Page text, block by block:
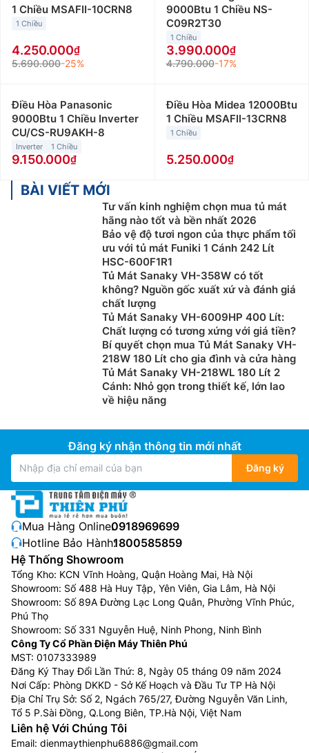
1 Chiều MSAFII-10CRN8
1 Chiều
4.250.000
5.690.000-25%
9000Btu 1 Chiều NS-
C09R2T30
1 Chiều
3.990.000
4.790.000-17%
Điều Hòa Panasonic
9000Btu 1 Chiều Inverter
CU/CS-RU9AKH-8
Inverter 1 Chiều
9.150.000
Điều Hòa Midea 12000Btu
1 Chiều MSAFII-13CRN8
1 Chiều
5.250.000
BÀI VIẾT MỚI
Tư vấn kinh nghiệm chọn mua tủ mát
hãng nào tốt và bền nhất 2026
Bảo vệ độ tươi ngon của thực phẩm tối
ưu với tủ mát Funiki 1 Cánh 242 Lít
HSC-600F1R1
Tủ Mát Sanaky VH-358W có tốt
không? Nguồn gốc xuất xứ và đánh giá
chất lượng
Tủ Mát Sanaky VH-6009HP 400 Lít:
Chất lượng có tương xứng với giá tiền?
Bí quyết chọn mua Tủ Mát Sanaky VH-
218W 180 Lít cho gia đình và cửa hàng
Tủ Mát Sanaky VH-218WL 180 Lít 2
Cánh: Nhỏ gọn trong thiết kế, lớn lao
về hiệu năng
Đăng ký nhận thông tin mới nhất
Đăng ký
Mua Hàng Online:0918969699
Hotline Bảo Hành:1800585859
Hệ Thống Showroom
Tổng Kho: KCN Vĩnh Hoàng, Quận Hoàng Mai, Hà Nội
Showroom: Số 488 Hà Huy Tập, Yên Viên, Gia Lâm, Hà Nội
Showroom: Số 89A Đường Lạc Long Quân, Phường Vĩnh Phúc,
Phú Thọ
Showroom: Số 331 Nguyễn Huệ, Ninh Phong, Ninh Bình
Công Ty Cổ Phần Điện Máy Thiên Phú
MST: 0107333989
Đăng Ký Thay Đổi Lần Thứ: 8, Ngày 05 tháng 09 năm 2024
Nơi Cấp: Phòng DKKD - Sở Kế Hoạch và Đầu Tư TP Hà Nội
Địa Chỉ Trụ Sở: Số 2, Ngách 765/27, Đường Nguyễn Văn Linh,
Tổ 5 P.Sài Đồng, Q.Long Biên, TP.Hà Nội, Việt Nam
Liên hệ Với Chúng Tôi
Email: dienmaythienphu6886@gmail.com